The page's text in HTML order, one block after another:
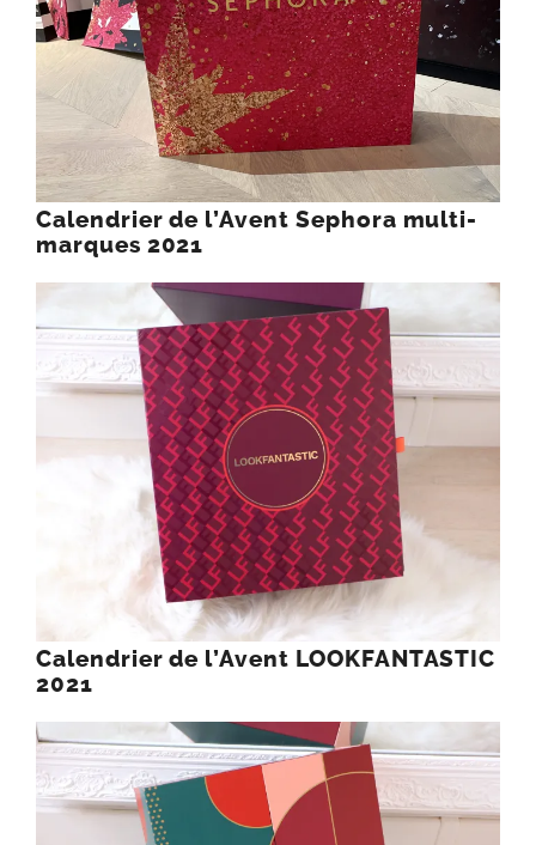
Calendrier de l’Avent Sephora multi-
marques 2021
Calendrier de l’Avent LOOKFANTASTIC
2021